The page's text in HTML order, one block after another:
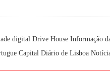
digital Drive House Informação
Capital Diário de Lisboa